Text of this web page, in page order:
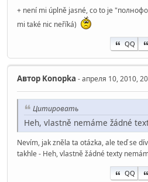
+ není mi úplně jasné, co to je
mi také nic neříká)
QQ
Автор Konopka - апреля 10, 2010,
Цитировать
Heh, vlastně nemáme žádné
Nevím, jak zněla ta otázka, ale teď se
takhle - Heh, vlastně žádné texty
QQ